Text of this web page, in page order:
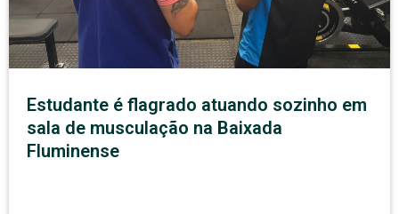
Estudante é flagrado atuando sozinho em
sala de musculação na Baixada
Fluminense